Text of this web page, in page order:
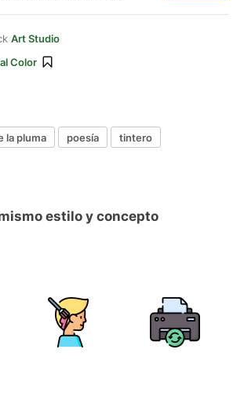
Art Studio
Color
la pluma poesía
tintero
estilo y concepto